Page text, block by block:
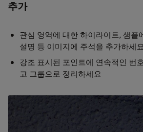
추가
관심 영역에 대한 하이라이트, 샘플
설명 등 이미지에 주석을 추가하세
강조 표시된 포인트에 연속적인 번
고 그룹으로 정리하세요